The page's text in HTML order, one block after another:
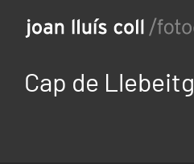
Cap de Llebeitg